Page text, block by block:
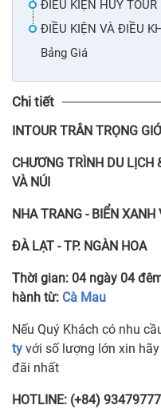
ĐIỀU KIỆN HỦY TOUR
ĐIỀU KIỆN VÀ ĐIỀU
Bảng Giá
Chi tiết
INTOUR TRÂN TRỌNG
CHƯƠNG TRÌNH DU LỊCH
VÀ NÚI
NHA TRANG - BIỂN XANH
ĐÀ LẠT - TP. NGÀN HOA
Thời gian: 04 ngày 04
hành từ: Cà Mau
Nếu Quý Khách có nhu
ty với số lượng lớn xin
đãi nhất
HOTLINE: (+84)